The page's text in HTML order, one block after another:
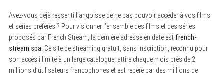
Avez-vous déjà ressenti l’angoisse de ne pas pouvoir accéder à vos films
et séries préférés ? Pour visionner l’ensemble des films et des séries
proposés par French Stream, la dernière adresse en date est french-
stream.spa . Ce site de streaming gratuit, sans inscription, reconnu pour
son accès illimité à un large catalogue, attire chaque mois près de 2
millions d’utilisateurs francophones et est repéré par des millions de